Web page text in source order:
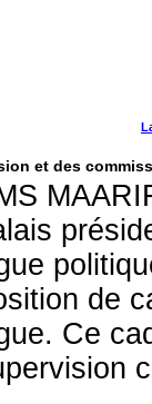
et des
de
Ce